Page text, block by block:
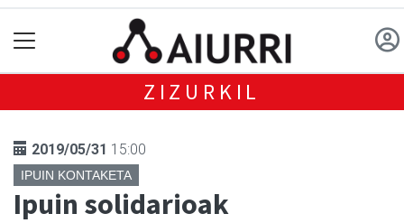
ZIZURKIL
2019/05/31 15:00
IPUIN KONTAKETA
Ipuin solidarioak